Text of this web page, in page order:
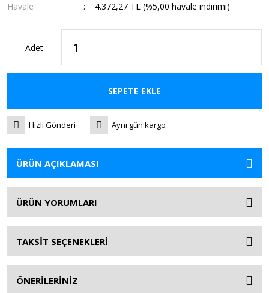
Havale
4.372,27 TL (%5,00 havale indirimi)
Adet
SEPETE EKLE
Hızlı Gönderi Aynı gün kargo
ÜRÜN AÇIKLAMASI
ÜRÜN YORUMLARI
TAKSİT SEÇENEKLERİ
ÖNERİLERİNİZ